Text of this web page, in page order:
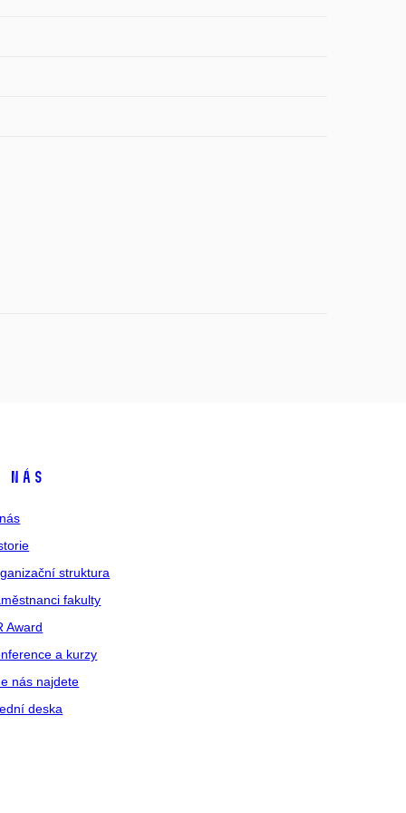
nás
struktura
fakulty
Award
a kurzy
nás najdete
deska